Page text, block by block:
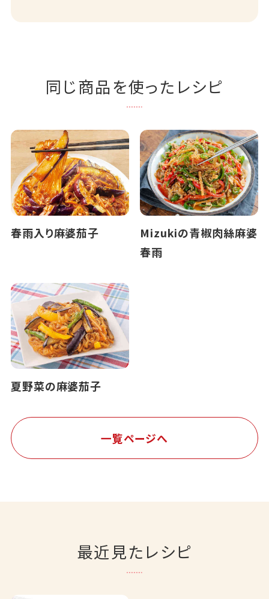
同じ商品を使ったレシピ
春雨入り麻婆茄子
Mizukiの青椒肉絲麻婆
春雨
夏野菜の麻婆茄子
一覧ページへ
最近見たレシピ